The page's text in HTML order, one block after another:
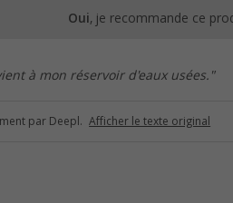
Oui, je recommande ce
à mon réservoir d'eaux usées."
par Deepl. Afficher le texte original